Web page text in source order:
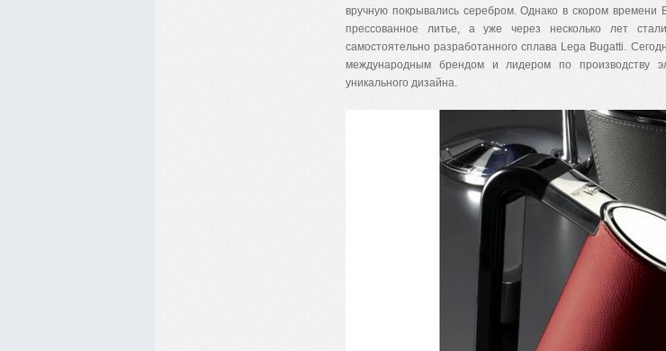
вручную покрывались серебром. Однако в скором
прессованное литье, а уже через несколько лет
самостоятельно разработанного сплава Lega Bugatti.
международным брендом и лидером по производству
уникального дизайна.